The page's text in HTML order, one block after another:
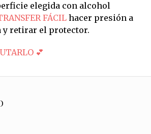
elegida con alcohol
FÁCILhacer presión a
y retirar el protector.
💕